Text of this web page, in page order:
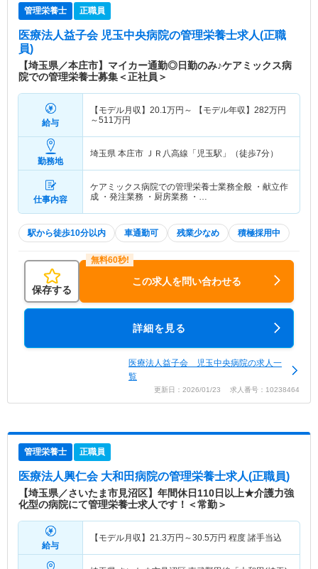
管理栄養士 正職員
医療法人益子会 児玉中央病院の管理栄養士求人(正職
員)
【埼玉県／本庄市】マイカー通勤◎日勤のみ♪ケアミックス病
院での管理栄養士募集＜正社員＞
給与
【モデル月収】 20.1万円～ 【モデル年収】 282万円
～511万円
勤務地
埼玉県 本庄市 ＪＲ八高線「児玉駅」（徒歩7分）
仕事内容
ケアミックス病院での管理栄養士業務全般 ・献立作
成 ・発注業務 ・厨房業務 ・…
駅から徒歩10分以内 車通勤可 残業少なめ 積極採用中
保存する
この求人を問い合わせる
詳細を見る
医療法人益子会 児玉中央病院の求人一
覧
更新日：2026/01/23 求人番号：10238464
管理栄養士 正職員
医療法人興仁会 大和田病院の管理栄養士求人(正職員)
【埼玉県／さいたま市見沼区】年間休日110日以上★介護力強
化型の病院にて管理栄養士求人です！＜常勤＞
給与
【モデル月収】 21.3万円～30.5万円 程度 諸手当込